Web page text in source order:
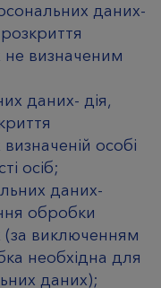
даних-
визначеним
даних- дія,
особі
осіб;
даних-
обробки
виключенням
необхідна для
даних);